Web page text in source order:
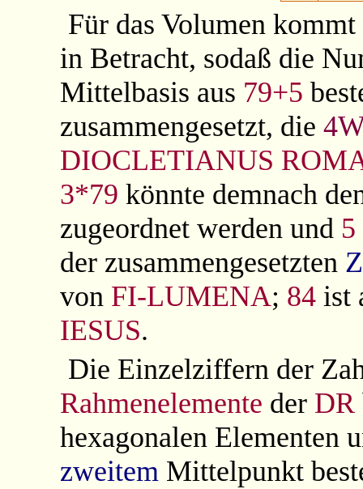
Für das Volumen
in Betracht, sodaß die
Mittelbasis aus 79+5
zusammengesetzt, die
DIOCLETIANUS
3*79 könnte demnach
zugeordnet werden und 5
der zusammengesetzten
von FI-LUMENA; 84 ist
IESUS.
Die Einzelziffern der
Rahmenelemente der DR
hexagonalen Elementen
zweitem Mittelpunkt